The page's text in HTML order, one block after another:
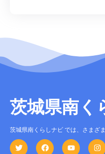
茨城県南く
茨城県南くらしナビ では、さまざ